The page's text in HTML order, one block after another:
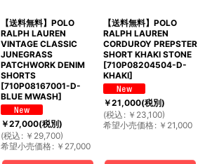
【送料無料】POLO
RALPH LAUREN
VINTAGE CLASSIC
JUNEGRASS
PATCHWORK DENIM
SHORTS
[710P08167001-D-
BLUE MWASH]
￥27,000(税別)
(税込 : ￥ 29,700)
希望小売価格: ￥ 27,000
【送料無料】POLO
RALPH LAUREN
CORDUROY PREPSTER
SHORT KHAKI STONE
[710P08204504-D-
KHAKI]
￥21,000(税別)
(税込 : ￥ 23,100)
希望小売価格: ￥ 21,000